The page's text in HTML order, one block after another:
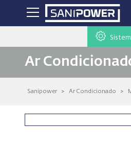
Ar
Sanipower > Ar Condicionado >